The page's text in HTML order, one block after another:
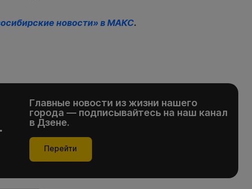
новости» в МАКС.
Главные новости из жизни нашего
города — подписывайтесь на наш канал
в Дзене.
Перейти